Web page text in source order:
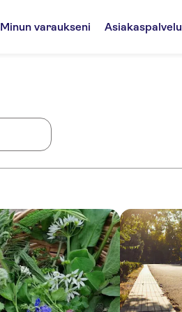
Minun varaukseni Asiakaspalvelu